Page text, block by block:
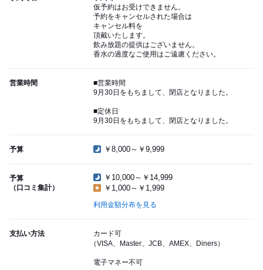
仮予約はお受けできません。
予約をキャンセルされた場合は
キャンセル料を
頂戴いたします。
飲み放題の提供はございません。
香水の過度なご使用はご遠慮ください。
営業時間
■営業時間
9月30日をもちまして、閉店となりました。
■定休日
9月30日をもちまして、閉店となりました。
予算 ￥8,000～￥9,999
予算
（口コミ集計）
￥10,000～￥14,999
￥1,000～￥1,999
利用金額分布を見る
支払い方法
カード可
（VISA、Master、JCB、AMEX、Diners）
電子マネー不可